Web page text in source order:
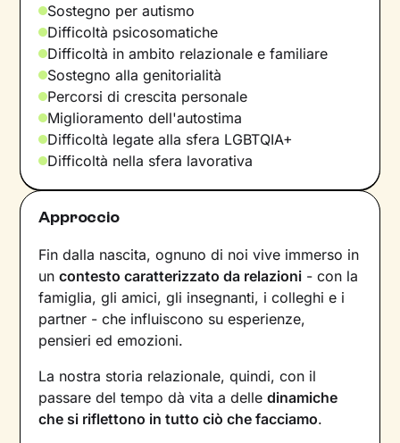
Sostegno per autismo
Difficoltà psicosomatiche
Difficoltà in ambito relazionale e familiare
Sostegno alla genitorialità
Percorsi di crescita personale
Miglioramento dell'autostima
Difficoltà legate alla sfera LGBTQIA+
Difficoltà nella sfera lavorativa
Approccio
Fin dalla nascita, ognuno di noi vive immerso in
uncontesto caratterizzato da relazioni - con la
famiglia, gli amici, gli insegnanti, i colleghi e i
partner - che influiscono su esperienze,
pensieri ed emozioni.
La nostra storia relazionale, quindi, con il
passare del tempo dà vita a delledinamiche
che si riflettono in tutto ciò che facciamo.